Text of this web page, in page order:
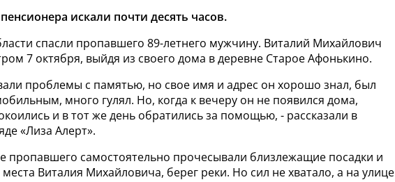
искали почти десять часов.
спасли пропавшего 89-летнего мужчину. Виталий Михайлович
7 октября, выйдя из своего дома в деревне Старое Афонькино.
проблемы с памятью, но свое имя и адрес он хорошо знал, был
много гулял. Но, когда к вечеру он не появился дома,
и в тот же день обратились за помощью, - рассказали в
«Лиза Алерт».
пропавшего самостоятельно прочесывали близлежащие посадки и
Виталия Михайловича, берег реки. Но сил не хватало, а на улице